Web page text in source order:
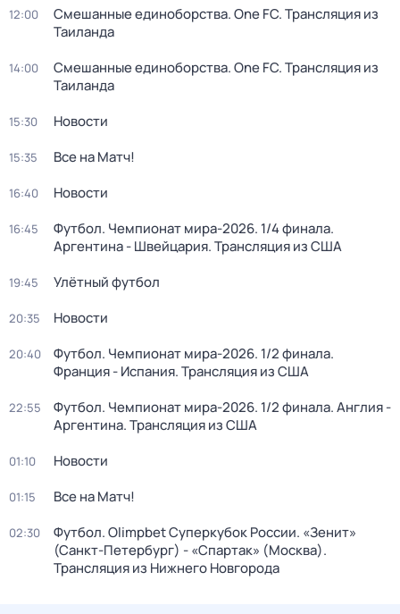
12:00
Смешанные единоборства. One FC. Трансляция из
Таиланда
14:00
Смешанные единоборства. One FC. Трансляция из
Таиланда
15:30 Новости
15:35 Все на Матч!
16:40 Новости
16:45
Футбол. Чемпионат мира-2026. 1/4 финала.
Аргентина - Швейцария. Трансляция из США
19:45 Улётный футбол
20:35 Новости
20:40
Футбол. Чемпионат мира-2026. 1/2 финала.
Франция - Испания. Трансляция из США
22:55
Футбол. Чемпионат мира-2026. 1/2 финала. Англия -
Аргентина. Трансляция из США
01:10 Новости
01:15 Все на Матч!
02:30
Футбол. Olimpbet Суперкубок России. «Зенит»
(Санкт-Петербург) - «Спартак» (Москва).
Трансляция из Нижнего Новгорода